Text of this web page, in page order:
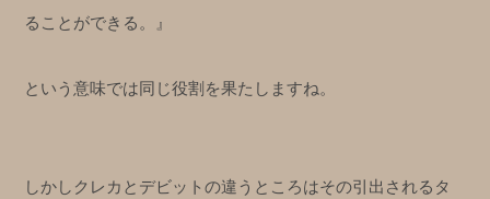
ることができる。』
という意味では同じ役割を果たしますね。
しかしクレカとデビットの違うところはその引出されるタ